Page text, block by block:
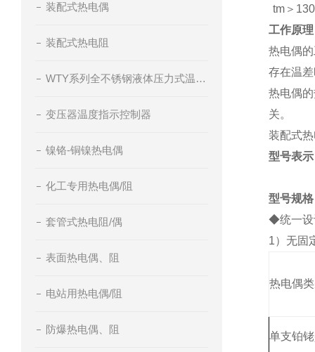
装配式热电偶
装配式热电阻
WTY系列全不锈钢液体压力式温度计
变压器温度指示控制器
镍铬-铜镍热电偶
化工专用热电偶/阻
套管式热电阻/偶
表面热电偶、阻
电站用热电偶/阻
防爆热电偶、阻
tm＞
工作原理
热电偶
存在温
热电偶
关。
装配式
型号表示
型号规格
◆统一设
1）无固
热电偶
单支铂铑